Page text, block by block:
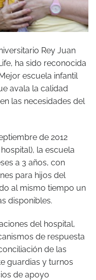
Rey Juan
ha sido reconocida
escuela infantil
avala la calidad
las necesidades del
de 2012
la escuela
a 3 años, con
para hijos del
al mismo tiempo un
disponibles.
del hospital,
de respuesta
de las
guardias y turnos
de apoyo